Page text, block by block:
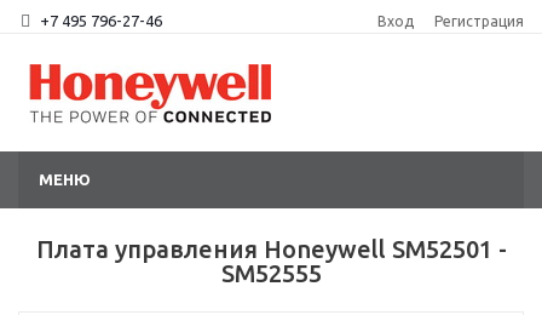
+7 495 796-27-46 Вход Регистрация
МЕНЮ
Плата управления Honeywell SM52501 -
SM52555